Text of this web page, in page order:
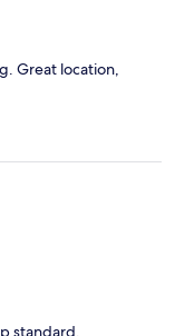
Great location,
standard,